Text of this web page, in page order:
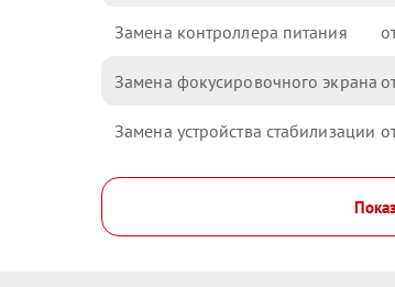
Замена контроллера питания
Замена фокусировочного экрана
Замена устройства стабилизации